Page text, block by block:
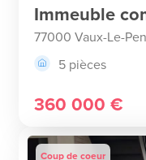
Immeuble
77000 Vaux-Le-
5 pièces
360 000 €
Coup de coeur